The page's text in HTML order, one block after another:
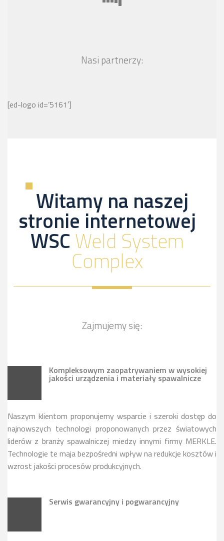
Nasi partnerzy:
[ed-logo id=’5161′]
Witamy na naszej
stronie internetowej
WSCWeld System
Complex
Zajmujemy się:
Kompleksowym zaopatrywaniem w wysokiej
jakości urządzenia i materiały spawalnicze
Naszym klientom proponujemy wsparcie i szeroki dostęp do
najnowszych technologi proponowanych przez światowych
liderów z branży spawalniczej miedzy innymi firmy MERKLE.
Technologie te maja bezpośredni wpływ na redukcje kosztów i
wzrost jakości procesów produkcyjnych.
Serwis gwarancyjny i pogwarancyjny